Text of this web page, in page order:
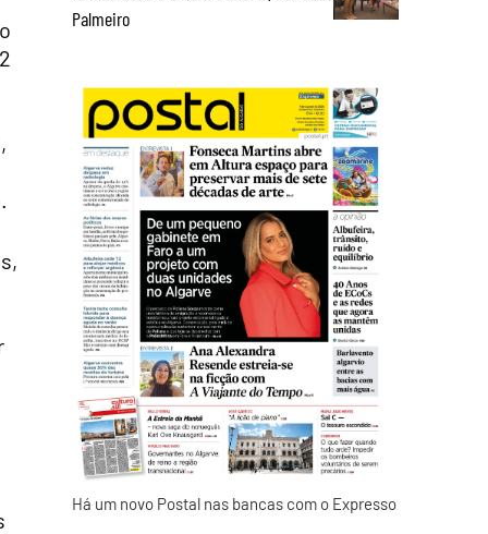
Palmeiro
Há um novo Postal nas bancas com o Expresso